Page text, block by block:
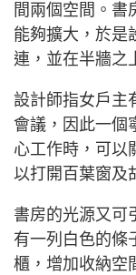
間兩個空間。書
能夠擴大，於是
連，並在半牆之
設計師指女戶主
會議，因此一個
心工作時，可以
以打開百葉窗及
書房的光源又可
有一列白色的條
櫃，增加收納空